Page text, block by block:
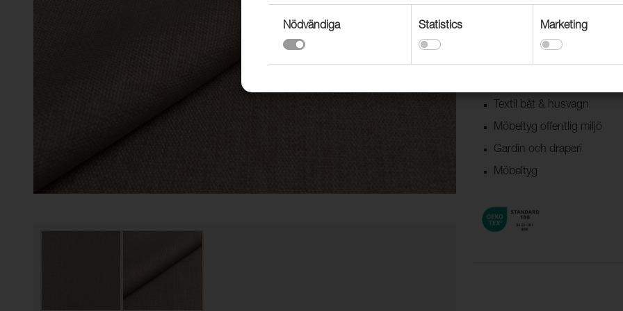
Användningsområden
Textil båt & husvagn
Möbeltyg offentlig miljö
Gardin och draperi
Möbeltyg
Nödvändiga Statistics Marketing